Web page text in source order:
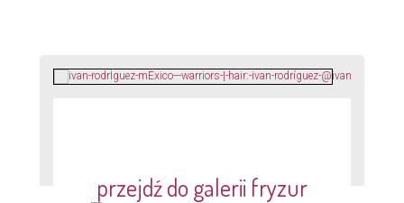
przejdź do galerii fryzur